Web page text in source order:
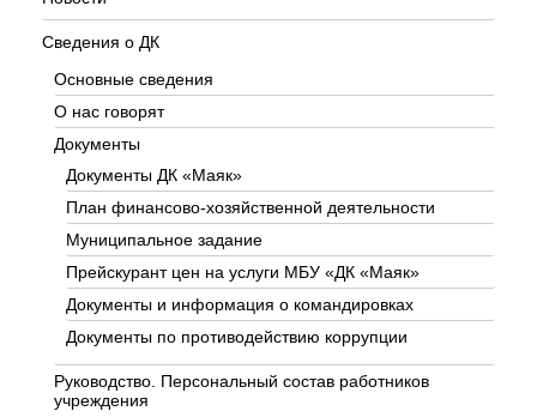
Сведения о ДК
Основные сведения
О нас говорят
Документы
Документы ДК «Маяк»
План финансово-хозяйственной деятельности
Муниципальное задание
Прейскурант цен на услуги МБУ «ДК «Маяк»
Документы и информация о командировках
Документы по противодействию коррупции
Руководство. Персональный состав работников
учреждения